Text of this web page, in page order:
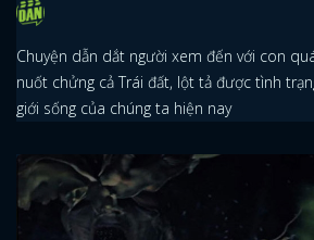
Chuyện dẫn dắt người xem đến với con
nuốt chửng cả Trái đất, lột tả được tình
giới sống của chúng ta hiện nay